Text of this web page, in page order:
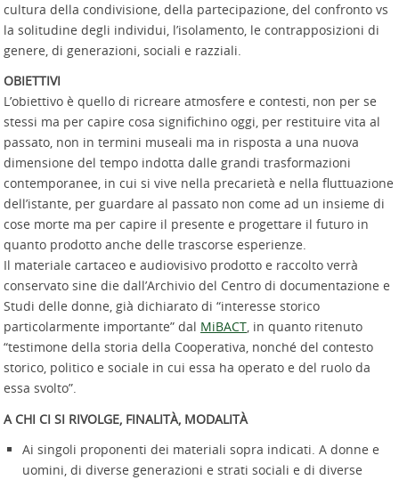
cultura della condivisione, della partecipazione, del confronto vs
la solitudine degli individui, l’isolamento, le contrapposizioni di
genere, di generazioni, sociali e razziali.
OBIETTIVI
L’obiettivo è quello di ricreare atmosfere e contesti, non per se
stessi ma per capire cosa significhino oggi, per restituire vita al
passato, non in termini museali ma in risposta a una nuova
dimensione del tempo indotta dalle grandi trasformazioni
contemporanee, in cui si vive nella precarietà e nella fluttuazione
dell’istante, per guardare al passato non come ad un insieme di
cose morte ma per capire il presente e progettare il futuro in
quanto prodotto anche delle trascorse esperienze.
Il materiale cartaceo e audiovisivo prodotto e raccolto verrà
conservato sine die dall’Archivio del Centro di documentazione e
Studi delle donne, già dichiarato di “interesse storico
particolarmente importante” dal MiBACT, in quanto ritenuto
“testimone della storia della Cooperativa, nonché del contesto
storico, politico e sociale in cui essa ha operato e del ruolo da
essa svolto”.
A CHI CI SI RIVOLGE, FINALITÀ, MODALITÀ
Ai singoli proponenti dei materiali sopra indicati. A donne e
uomini, di diverse generazioni e strati sociali e di diverse